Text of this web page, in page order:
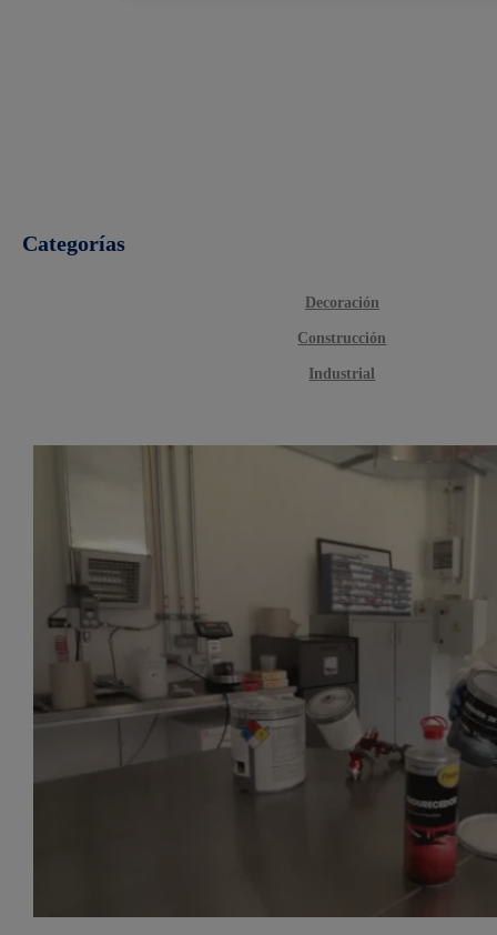
Categorías
Decoración
Construcción
Industrial